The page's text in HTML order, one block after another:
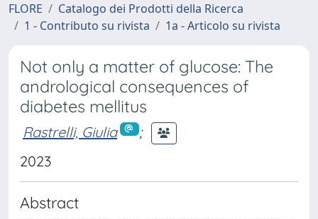
FLORE
Catalogo dei Prodotti della Ricerca
1 - Contributo su rivista
1a - Articolo su rivista
Not only a matter of glucose: The
andrological consequences of
diabetes mellitus
Rastrelli, Giulia
;
2023
Abstract